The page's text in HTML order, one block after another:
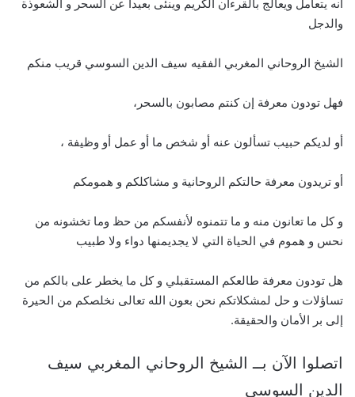
انه يتعامل ويعالج بالقرءان الكريم وينئى بعيدا عن السحر و الشعوذة
والدجل
الشيخ الروحاني المغربي الفقيه سيف الدين السوسي قريب منكم
فهل تودون معرفة إن كنتم مصابون بالسحر،
أو لديكم حبيب تسألون عنه أو شخص ما أو عمل أو وظيفة ،
أو تريدون معرفة حالتكم الروحانية و مشاكلكم و همومكم
و كل ما تعانون منه و ما تتمنوه لأنفسكم من حظ وما تخشونه من
نحس و هموم في الحياة التي لا يجديمنها دواء ولا طبيب
هل تودون معرفة طالعكم المستقبلي و كل ما يخطر على بالكم من
تساؤلات و حل لمشكلاتكم نحن بعون الله تعالى نخلصكم من الحيرة
إلى بر الأمان والحقيقة.
اتصلوا الآن بــ الشيخ الروحاني المغربي سيف
الدين السوسي